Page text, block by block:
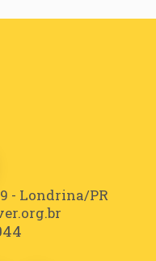
- Londrina/PR